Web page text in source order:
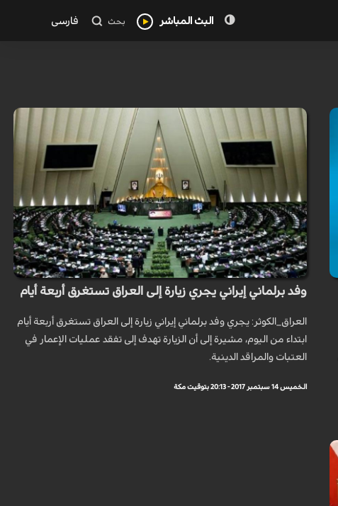
البث المباشر بحث فارسی
وفد برلماني إيراني يجري زيارة إلى العراق تستغرق أربعة أيام
العراق_الكوثر: يجري وفد برلماني إيراني زيارة إلى العراق تستغرق أربعة أيام
ابتداء من اليوم، مشيرة إلى أن الزيارة تهدف إلى تفقد عمليات الإعمار في
العتبات والمراقد الدينية.
الخميس 14 سبتمبر 2017 - 20:13 بتوقيت مكة